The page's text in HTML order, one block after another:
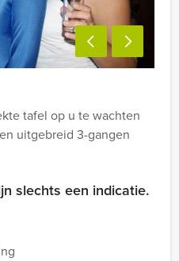
tafel op u te wachten
uitgebreid 3-gangen
slechts een indicatie.